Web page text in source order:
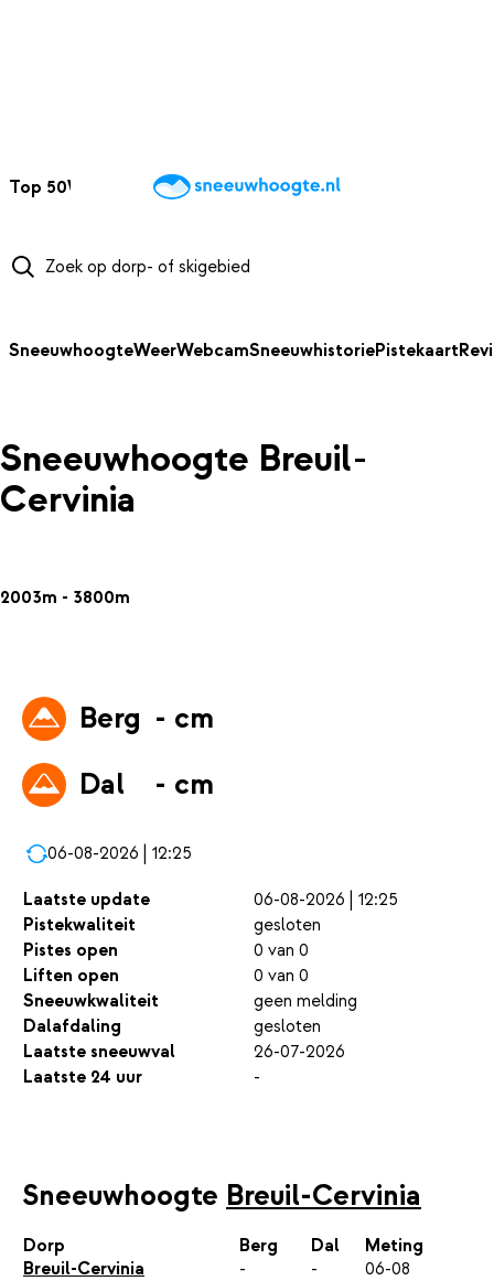
Top 50Webcams WintersportweerKaarten
SneeuwhoogteWeerWebcamSneeuwhistoriePistekaart
Sneeuwhoogte Breuil-
Cervinia
2003m - 3800m
Berg - cm
Dal
- cm
06-08-2026 | 12:25
Laatste update
06-08-2026 | 12:25
Pistekwaliteit
gesloten
Pistes open
0 van 0
Liften open
0 van 0
Sneeuwkwaliteit
geen melding
Dalafdaling
gesloten
Laatste sneeuwval
26-07-2026
Laatste 24 uur
-
Sneeuwhoogte Breuil-Cervinia
Dorp Berg Dal
Meting
Breuil-Cervinia
- -
06-08